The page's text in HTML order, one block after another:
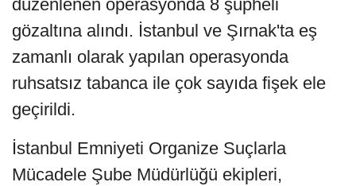
düzenlenen operasyonda 8 şüpheli
gözaltına alındı. İstanbul ve Şırnak'ta eş
zamanlı olarak yapılan operasyonda
ruhsatsız tabanca ile çok sayıda fişek ele
geçirildi.
İstanbul Emniyeti Organize Suçlarla
Mücadele Şube Müdürlüğü ekipleri,